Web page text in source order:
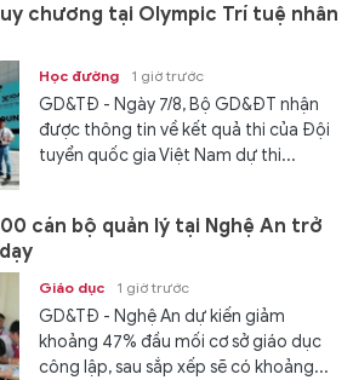
chương tại Olympic Trí tuệ nhân
Học đường 1 giờ trước
GD&TĐ - Ngày 7/8, Bộ GD&ĐT nhận
được thông tin về kết quả thi của Đội
tuyển quốc gia Việt Nam dự thi...
cán bộ quản lý tại Nghệ An trở
Giáo dục 1 giờ trước
GD&TĐ - Nghệ An dự kiến giảm
khoảng 47% đầu mối cơ sở giáo dục
công lập, sau sắp xếp sẽ có khoảng...